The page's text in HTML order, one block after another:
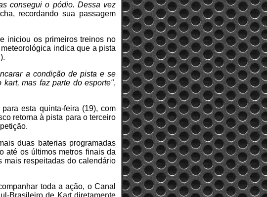
consegui o pódio. Dessa vez
recordando sua passagem
iniciou os primeiros treinos no
indica que a pista
a condição de pista e se
mas faz parte do esporte",
esta quinta-feira (19), com
retorna à pista para o terceiro
duas baterias programadas
até os últimos metros finais da
mais respeitadas do calendário
toda a ação, o Canal
Brasileiro de Kart diretamente